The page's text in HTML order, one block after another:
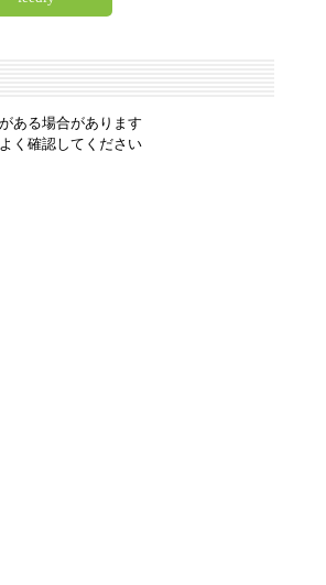
ある場合があります
く確認してください